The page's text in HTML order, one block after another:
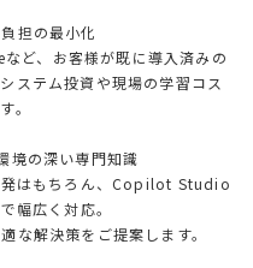
担の最小化
、お客様が既に導入済みの
ステム投資や現場の学習コス
。
の深い専門知識
はもちろん、Copilot Studio
幅広く対応。
な解決策をご提案します。